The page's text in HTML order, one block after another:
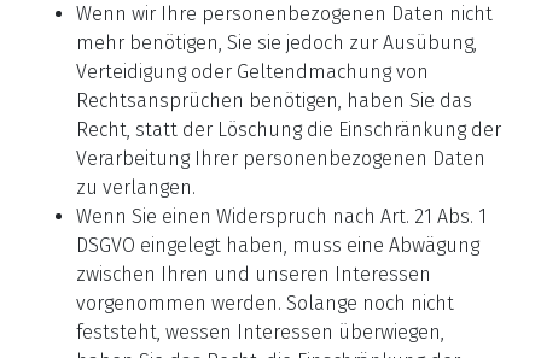
Wenn wir Ihre personenbezogenen Daten nicht
mehr benötigen, Sie sie jedoch zur Ausübung,
Verteidigung oder Geltendmachung von
Rechtsansprüchen benötigen, haben Sie das
Recht, statt der Löschung die Einschränkung der
Verarbeitung Ihrer personenbezogenen Daten
zu verlangen.
Wenn Sie einen Widerspruch nach Art. 21 Abs. 1
DSGVO eingelegt haben, muss eine Abwägung
zwischen Ihren und unseren Interessen
vorgenommen werden. Solange noch nicht
feststeht, wessen Interessen überwiegen,